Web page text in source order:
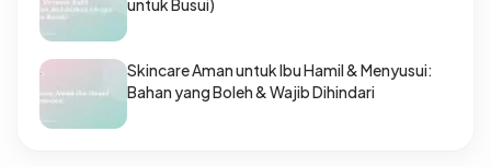
untuk Busui)
Skincare Aman untuk Ibu Hamil & Menyusui:
Bahan yang Boleh & Wajib Dihindari